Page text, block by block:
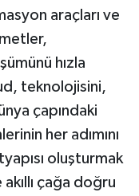
araçları ve
hızla
teknolojisini,
çapındaki
her adımını
oluşturmak
çağa doğru